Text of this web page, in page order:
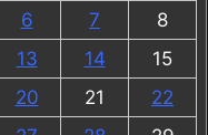
6 7
8
13 14
15
20 21
22